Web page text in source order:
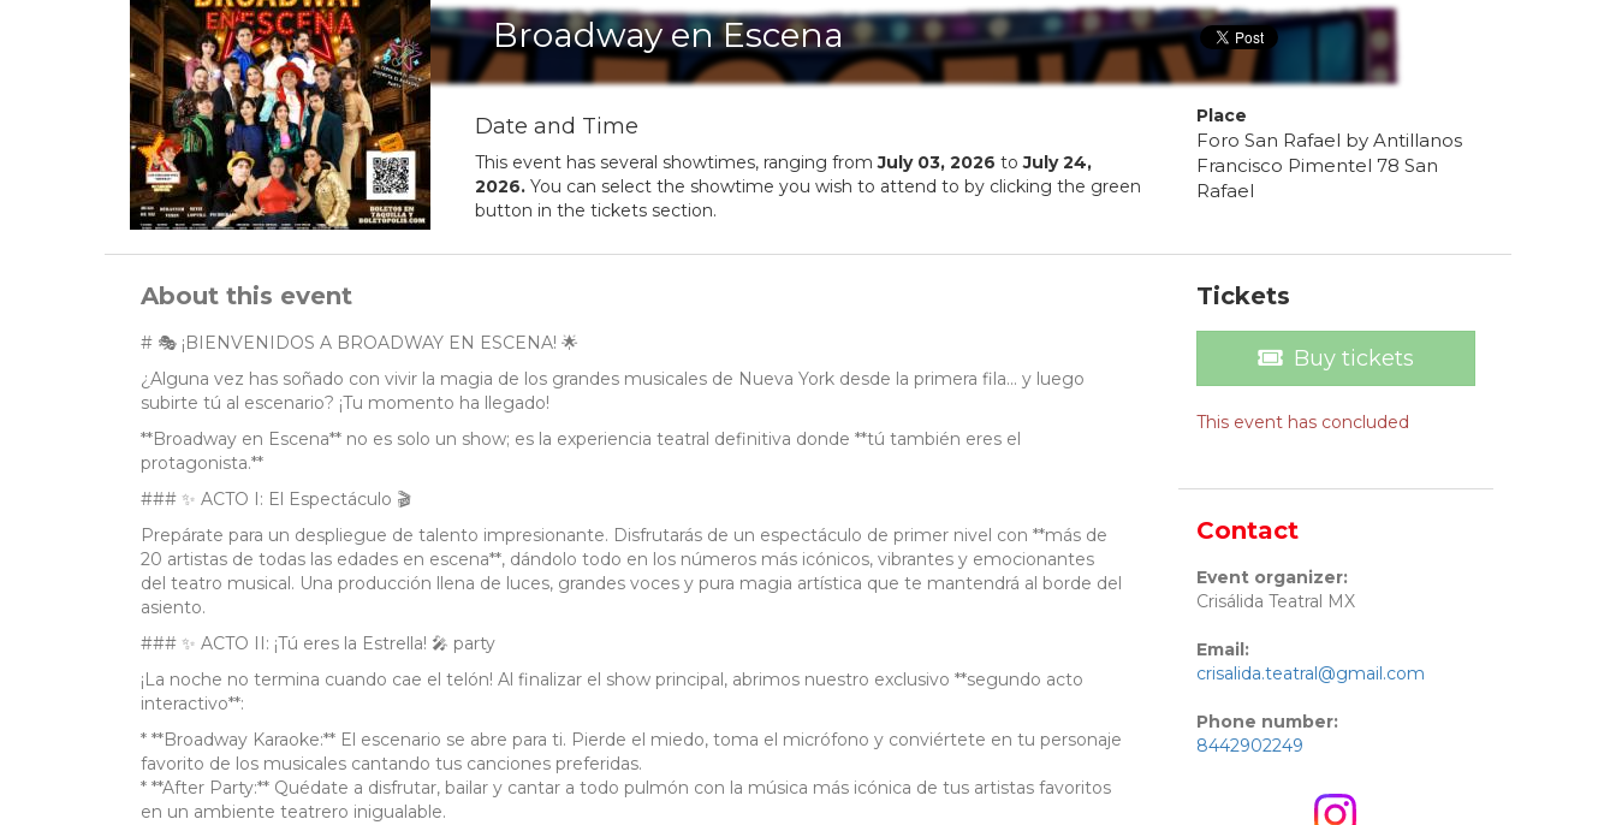
Broadway en Escena
Date and Time
This event has several showtimes, ranging fromJuly 03, 2026 toJuly 24,
2026.You can select the showtime you wish to attend to by clicking the green
button in the tickets section.
Place
Foro San Rafael by Antillanos
Francisco Pimentel 78 San
Rafael
About this event
# 🎭 ¡BIENVENIDOS A BROADWAY EN ESCENA! 🌟
¿Alguna vez has soñado con vivir la magia de los grandes musicales de Nueva York desde la primera fila... y luego
subirte tú al escenario? ¡Tu momento ha llegado!
**Broadway en Escena** no es solo un show; es la experiencia teatral definitiva donde **tú también eres el
protagonista.**
### ✨ ACTO I: El Espectáculo 🎬
Prepárate para un despliegue de talento impresionante. Disfrutarás de un espectáculo de primer nivel con **más de
20 artistas de todas las edades en escena**, dándolo todo en los números más icónicos, vibrantes y emocionantes
del teatro musical. Una producción llena de luces, grandes voces y pura magia artística que te mantendrá al borde del
asiento.
### ✨ ACTO II: ¡Tú eres la Estrella! 🎤 party
¡La noche no termina cuando cae el telón! Al finalizar el show principal, abrimos nuestro exclusivo **segundo acto
interactivo**:
* **Broadway Karaoke:** El escenario se abre para ti. Pierde el miedo, toma el micrófono y conviértete en tu personaje
favorito de los musicales cantando tus canciones preferidas.
* **After Party:** Quédate a disfrutar, bailar y cantar a todo pulmón con la música más icónica de tus artistas favoritos
en un ambiente teatrero inigualable.
Tickets
Buy tickets
This event has concluded
Contact
Event organizer:
Crisálida Teatral MX
Email:
crisalida.teatral@gmail.com
Phone number:
8442902249